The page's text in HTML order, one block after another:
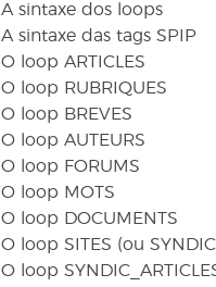
A sintaxe dos loops
A sintaxe das tags SPIP
O loop ARTICLES
O loop RUBRIQUES
O loop BREVES
O loop AUTEURS
O loop FORUMS
O loop MOTS
O loop DOCUMENTS
O loop SITES (ou
O loop